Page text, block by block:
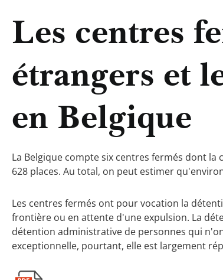
Les centres
étrangers et
en Belgique
La Belgique compte six centres fermés dont
628 places. Au total, on peut estimer
Les centres fermés ont pour vocation la
frontière ou en attente d'une expulsion. La
détention administrative de personnes qui
exceptionnelle, pourtant, elle est largement